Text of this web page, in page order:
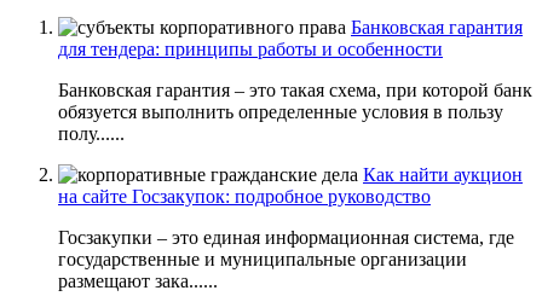
Банковская гарантия
для тендера: принципы работы и особенности
Банковская гарантия – это такая схема, при которой банк
обязуется выполнить определенные условия в пользу
полу......
Как найти аукцион
на сайте Госзакупок: подробное руководство
Госзакупки – это единая информационная система, где
государственные и муниципальные организации
размещают зака......